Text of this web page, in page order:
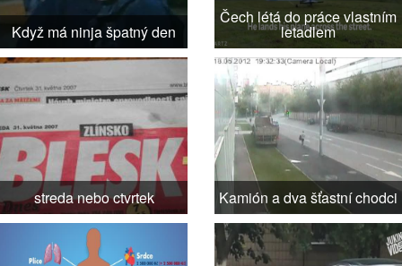
Když má ninja špatný den
Čech létá do práce vlastním
letadlem
streda nebo ctvrtek Kamión a dva šťastní chodci